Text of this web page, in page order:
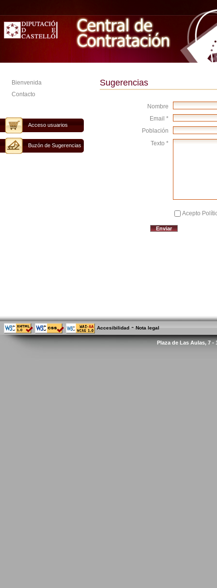
Bienvenida
Contacto
Acceso usuarios
Buzón de Sugerencias
Sugerencias
Nombre
Email *
Población
Texto *
Acepto
Accesibilidad - Nota legal
Plaza de Las Aulas, 7 -